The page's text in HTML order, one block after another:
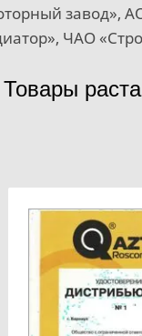
завод»,
ЧАО
Товары